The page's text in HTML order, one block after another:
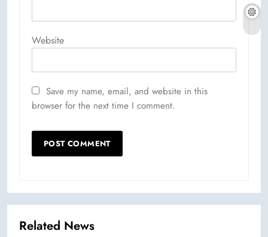
Website
Save my name, email, and website in this
browser for the next time I comment.
Related News